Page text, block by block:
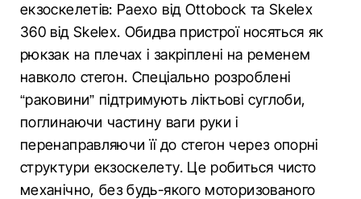
екзоскелетів: Paexo від Ottobock та Skelex
360 від Skelex. Обидва пристрої носяться як
рюкзак на плечах і закріплені на ременем
навколо стегон. Спеціально розроблені
“раковини” підтримують ліктьові суглоби,
поглинаючи частину ваги руки і
перенаправляючи її до стегон через опорні
структури екзоскелету. Це робиться чисто
механічно, без будь-якого моторизованого